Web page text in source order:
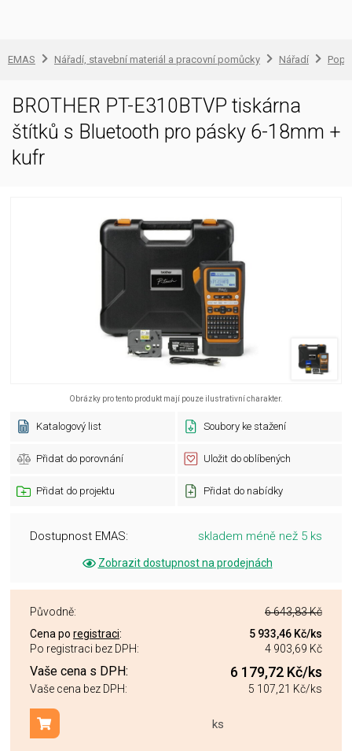
EMAS Nářadí, stavební materiál a pracovní pomůcky Nářadí
BROTHER PT-E310BTVP tiskárna
štítků s Bluetooth pro pásky 6-18mm +
kufr
Obrázky pro tento produkt mají pouze ilustrativní charakter.
Katalogový list Soubory ke stažení
Přidat do porovnání Uložit do oblíbených
Přidat do projektu Přidat do nabídky
Dostupnost EMAS: skladem méně než 5 ks
Zobrazit dostupnost na prodejnách
Původně:
6 643,83 Kč
Cena po registraci: 5 933,46 Kč/ks
Po registraci bez DPH:
4 903,69 Kč
Vaše cena s DPH: 6 179,72 Kč/ks
Vaše cena bez DPH: 5 107,21 Kč/ks
ks
Přidat do košíku